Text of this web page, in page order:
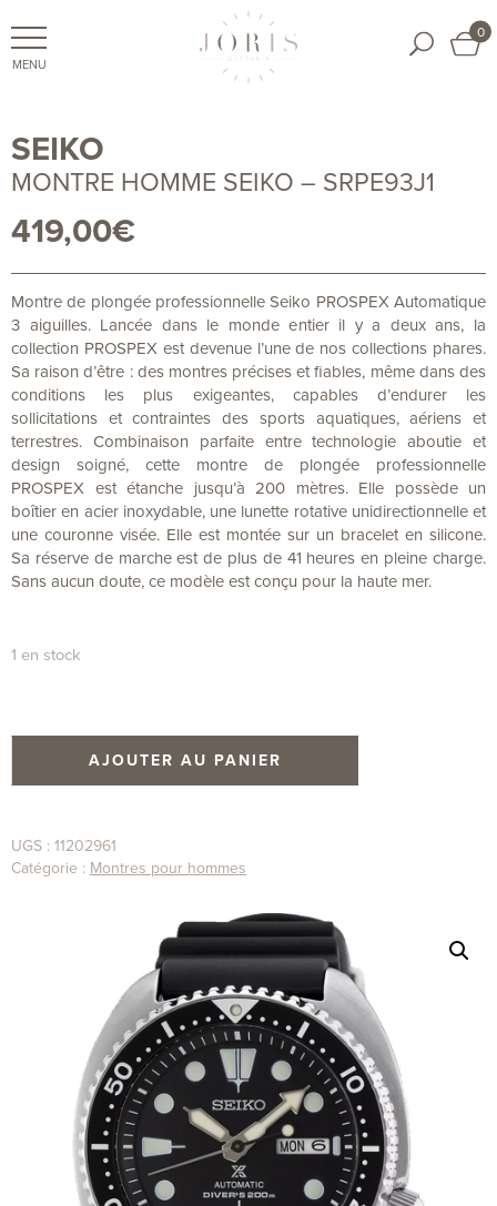
0
SEIKO
MONTRE HOMME SEIKO – SRPE93J1
419,00€
Montre de plongée professionnelle Seiko PROSPEX Automatique
3 aiguilles. Lancée dans le monde entier il y a deux ans, la
collection PROSPEX est devenue l’une de nos collections phares.
Sa raison d’être : des montres précises et fiables, même dans des
conditions les plus exigeantes, capables d’endurer les
sollicitations et contraintes des sports aquatiques, aériens et
terrestres. Combinaison parfaite entre technologie aboutie et
design soigné, cette montre de plongée professionnelle
PROSPEX est étanche jusqu’à 200 mètres. Elle possède un
boîtier en acier inoxydable, une lunette rotative unidirectionnelle et
une couronne visée. Elle est montée sur un bracelet en silicone.
Sa réserve de marche est de plus de 41 heures en pleine charge.
Sans aucun doute, ce modèle est conçu pour la haute mer.
1 en stock
AJOUTER AU PANIER
UGS : 11202961
Catégorie : Montres pour hommes